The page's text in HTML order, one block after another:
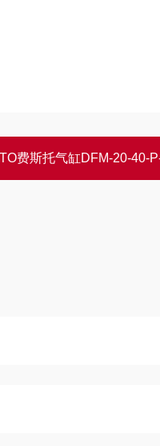
费斯托气缸DFM-20-40-P-A-